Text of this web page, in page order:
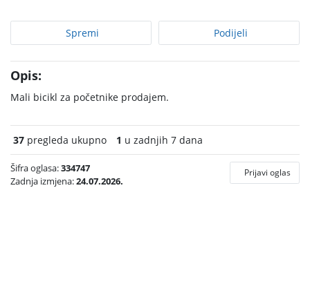
Spremi Podijeli
Opis:
Mali bicikl za početnike prodajem.
37 pregleda ukupno 1 u zadnjih 7 dana
Šifra oglasa:334747
Zadnja izmjena:24.07.2026.
Prijavi oglas